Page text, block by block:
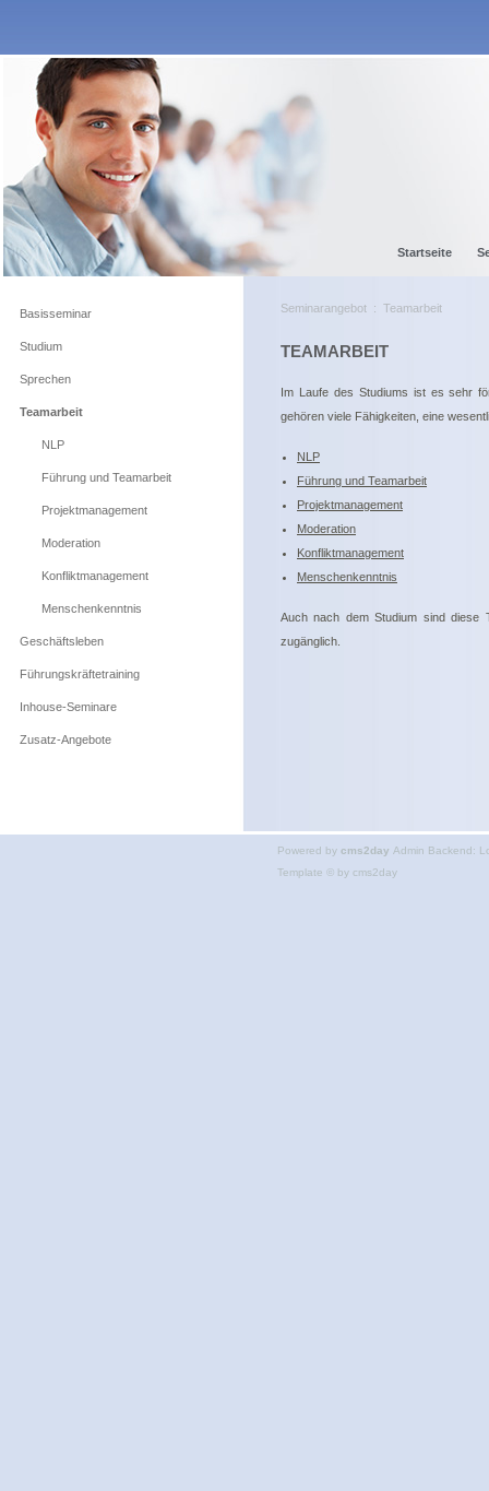
Startseite
Basisseminar
Studium
Sprechen
Teamarbeit
NLP
Führung und Teamarbeit
Projektmanagement
Moderation
Konfliktmanagement
Menschenkenntnis
Geschäftsleben
Führungskräftetraining
Inhouse-Seminare
Zusatz-Angebote
Seminarangebot : Teamarbeit
TEAMARBEIT
Im Laufe des Studiums ist es sehr
gehören viele Fähigkeiten, eine
NLP
Führung und Teamarbeit
Projektmanagement
Moderation
Konfliktmanagement
Menschenkenntnis
Auch nach dem Studium sind diese
zugänglich.
Powered by cms2day Admin Backend:
Template © by cms2day